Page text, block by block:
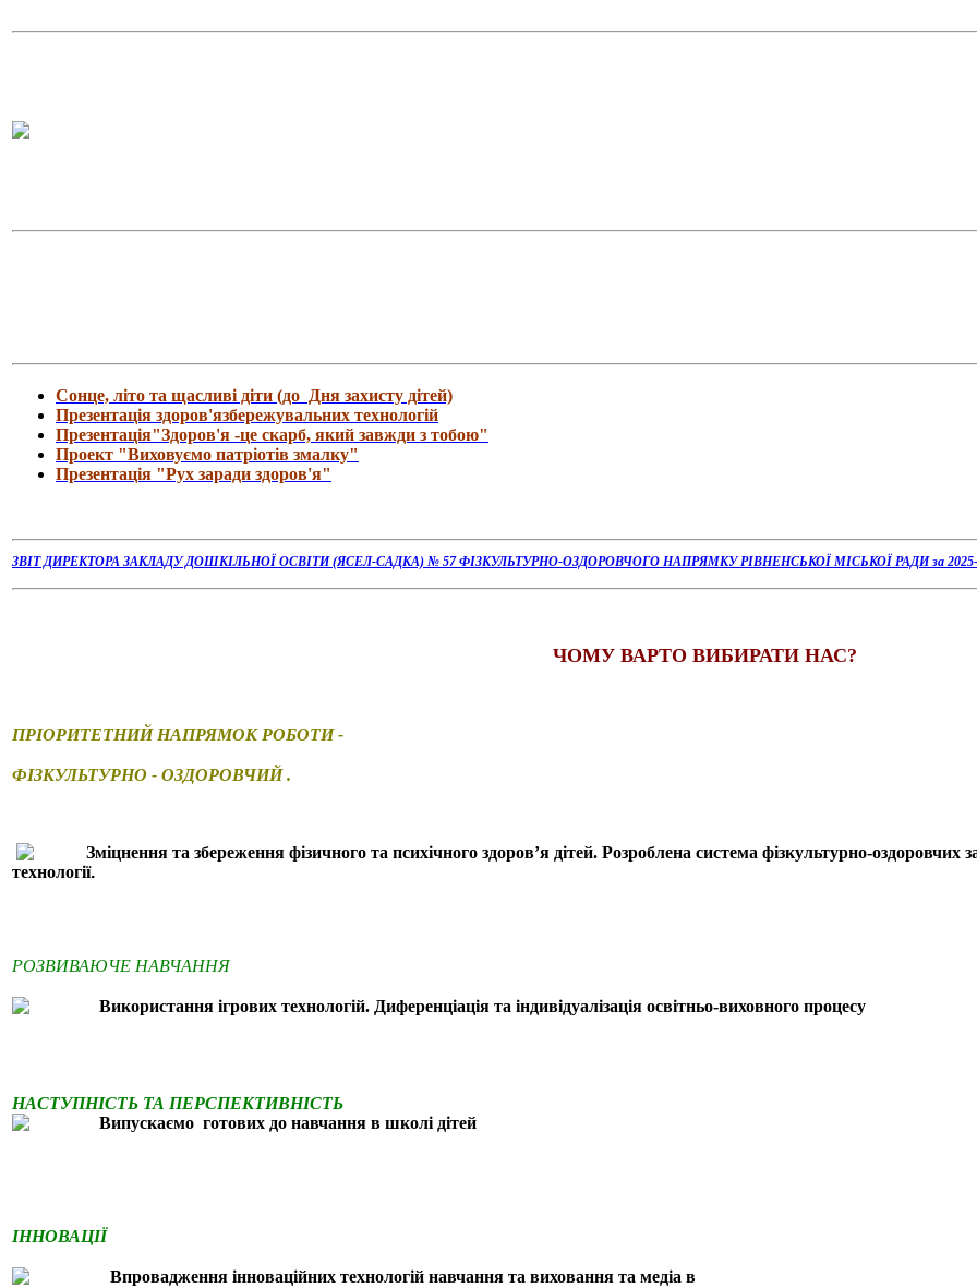
Сонце, літо та щасливі діти (до Дня захисту дітей)
Презентація здоров'язбережувальних технологій
Презентація"Здоров'я -це скарб, який завжди з тобою"
Проект "Виховуємо патріотів змалку"
Презентація "Рух заради здоров'я"
ЗВІТ ДИРЕКТОРА ЗАКЛАДУДОШКІЛЬНОЇ ОСВІТИ(ЯСЕЛ-САДКА) № 57 ФІЗКУЛЬТУРНО-ОЗДОРОВЧОГО НАПРЯМКУРІВНЕНСЬКОЇ МІСЬКОЇ РАДИза
ЧОМУ ВАРТО ВИБИРАТИ НАС?
ПРІОРИТЕТНИЙ НАПРЯМОК РОБОТИ -
ФІЗКУЛЬТУРНО - ОЗДОРОВЧИЙ .
Зміцнення та збереження фізичного та психічного здоров’я дітей. Розроблена система фізкультурно-оздоровчих
технології.
РОЗВИВАЮЧЕ НАВЧАННЯ
Використання ігрових технологій. Диференціація та індивідуалізація освітньо-виховного процесу
НАСТУПНІСТЬ ТА ПЕРСПЕКТИВНІСТЬ
Випускаємо готових до навчання в школі дітей
ІННОВАЦІЇ
Впровадження інноваційних технологій навчання та виховання та медіа в